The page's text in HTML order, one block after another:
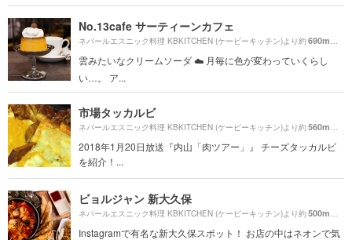
No.13cafe サーティーンカフェ
ネパールエスニック料理 KBKITCHEN (ケービーキッチン)より約690m
雲みたいなクリームソーダ︎ ☁️ 月毎に色が変わっていくらし
い…。 ア...
市場タッカルビ
ネパールエスニック料理 KBKITCHEN (ケービーキッチン)より約560m
2018年1月20日放送『内山「肉ツアー」』 チーズタッカルビ
を紹介！...
ビョルジャン 新大久保
ネパールエスニック料理 KBKITCHEN (ケービーキッチン)より約500m
Instagramで有名な新大久保スポット！ お店の中はネオンで気